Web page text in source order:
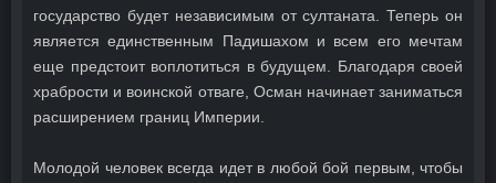
государство будет независимым от султаната. Теперь он
является единственным Падишахом и всем его мечтам
еще предстоит воплотиться в будущем. Благодаря своей
храбрости и воинской отваге, Осман начинает заниматься
расширением границ Империи.
Молодой человек всегда идет в любой бой первым, чтобы